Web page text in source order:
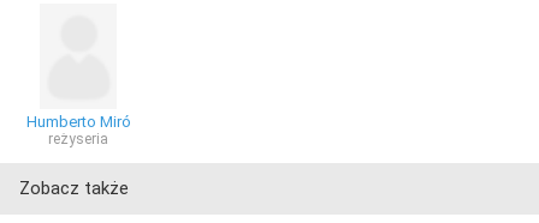
Humberto Miró
reżyseria
Zobacz także